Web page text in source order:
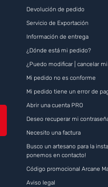
Devolución de pedido
Servicio de Exportación
Información de entrega
¿Dónde está mi pedido?
¿Puedo modificar | cancelar
Mi pedido no es conforme
Mi pedido tiene un error de
Abrir una cuenta PRO
Deseo recuperar mi
Necesito una factura
Busco un artesano para la
ponemos en contacto!
Código promocional Arcane
Aviso legal